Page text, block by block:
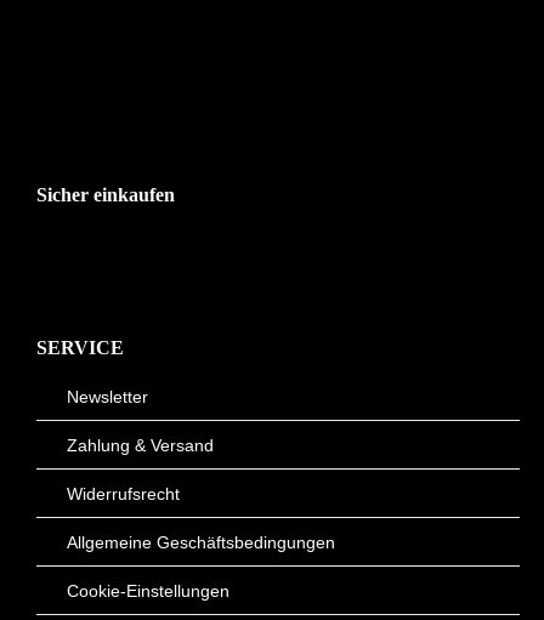
Sicher einkaufen
SERVICE
Newsletter
Zahlung & Versand
Widerrufsrecht
Allgemeine Geschäftsbedingungen
Cookie-Einstellungen